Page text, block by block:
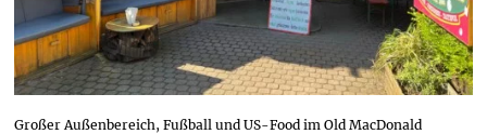
Großer Außenbereich, Fußball und US-Food im Old MacDonald